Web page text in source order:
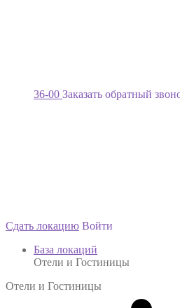
36-00 Заказать обратный
Сдать локацию Войти
База локаций
Отели и Гостиницы
Отели и Гостиницы